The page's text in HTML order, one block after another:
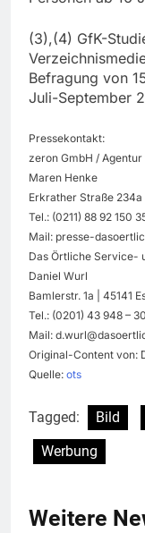
(3),(4) GfK-
Befragung von
Juli-September
Pressekontakt:
zeron GmbH /
Maren Henke
Erkrather Straße
Tel.: (0211) 88 92 150
Mail: presse-
Das Örtliche Service-
Daniel Wurl
Bamlerstr. 1a | 45141
Tel.: (0201) 43 948 – 30
Mail:
Original-Content von:
Quelle: ots
Tagged: Bild
Werbung
Weitere